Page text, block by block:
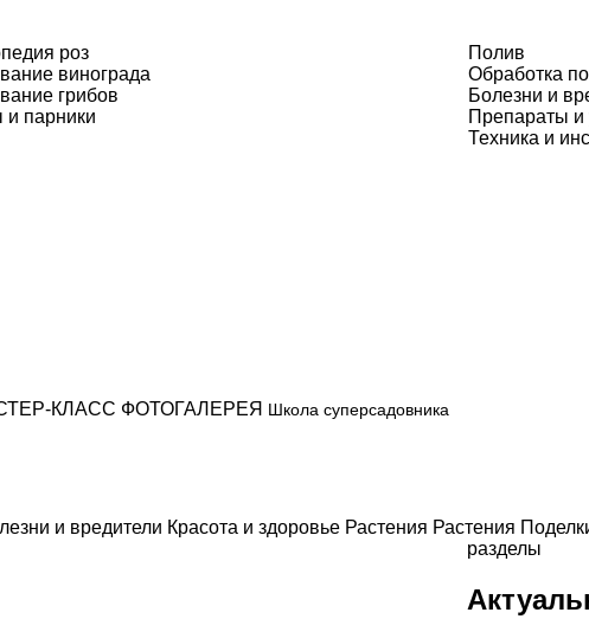
роз
винограда
грибов
парники
Полив
Обработка
Болезни и
Препараты и
Техника и
КЛАСС ФОТОГАЛЕРЕЯ Школа суперсадовника
и вредители Красота и здоровье Растения Растения
разделы